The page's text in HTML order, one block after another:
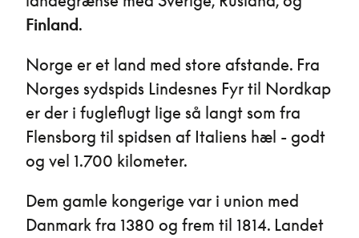
Finland.
Norge er et land med store afstande. Fra
Norges sydspids Lindesnes Fyr til Nordkap
er der i fugleflugt lige så langt som fra
Flensborg til spidsen af Italiens hæl - godt
og vel 1.700 kilometer.
Dem gamle kongerige var i union med
Danmark fra 1380 og frem til 1814. Landet